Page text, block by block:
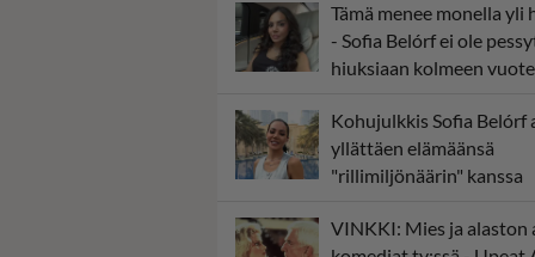
Tämä menee monella yli
- Sofia Belórf ei ole
hiuksiaan kolmeen
Kohujulkkis Sofia Belórf
yllättäen elämäänsä
"rillimiljönäärin" kanssa
VINKKI: Mies ja alaston